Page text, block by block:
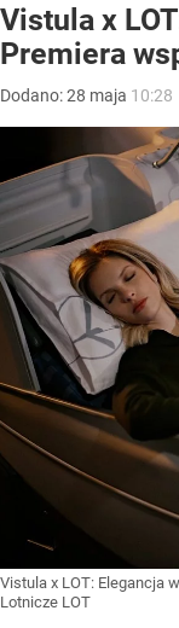
Vistula x
Premiera
Dodano:28 maja 10:28
Vistula x LOT: Elegancja
Lotnicze LOT